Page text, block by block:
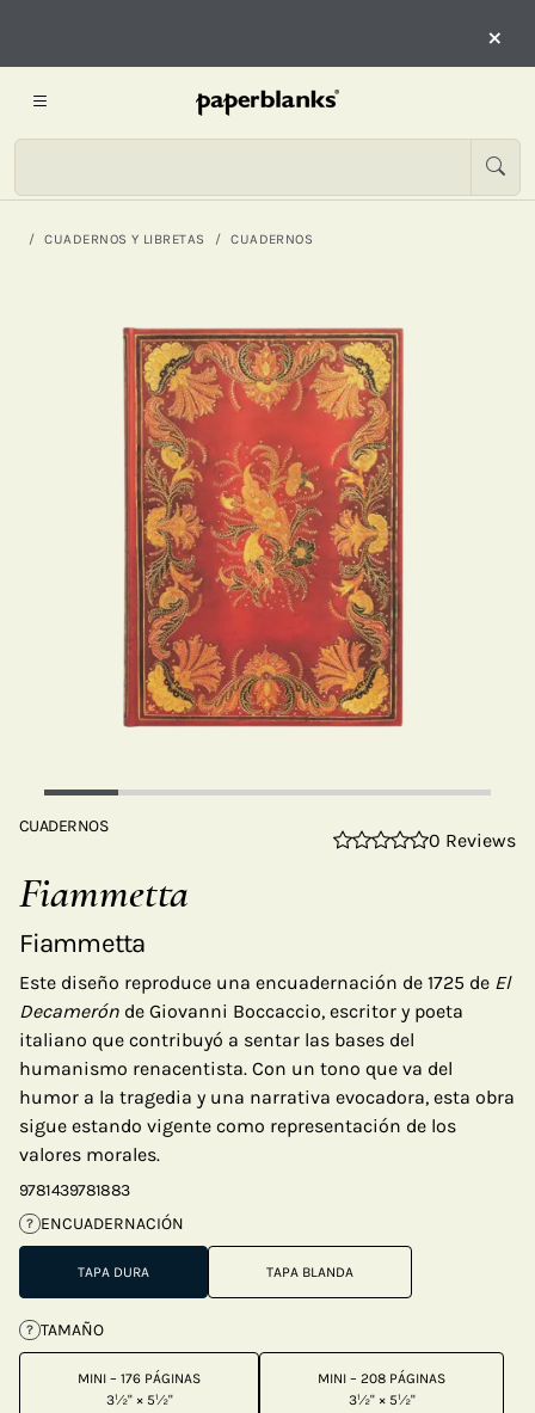
×
CUADERNOS Y LIBRETAS CUADERNOS
CUADERNOS
0 Reviews
Fiammetta
Fiammetta
Este diseño reproduce una encuadernación de 1725 de El
Decamerón de Giovanni Boccaccio, escritor y poeta
italiano que contribuyó a sentar las bases del
humanismo renacentista. Con un tono que va del
humor a la tragedia y una narrativa evocadora, esta obra
sigue estando vigente como representación de los
valores morales.
9781439781883
? ENCUADERNACIÓN
TAPA DURA TAPA BLANDA
? TAMAÑO
MINI – 176 PÁGINAS
3½" × 5½"
MINI – 208 PÁGINAS
3½" × 5½"